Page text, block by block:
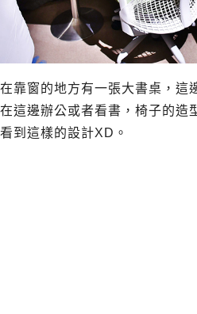
在靠窗的地方有一張大書桌，這
在這邊辦公或者看書，椅子的造
看到這樣的設計XD。